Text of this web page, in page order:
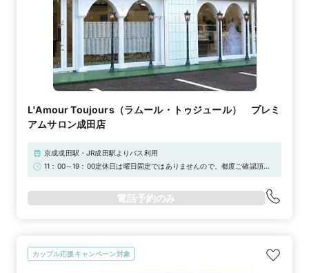
L'Amour Toujours（ラムール・トゥジュール） プレミ
アムサロン成田店
京成成田駅・JR成田駅よりバス利用
11：00～19：00定休日は曜日固定ではありませんので、都度ご確認頂け
電話予約のみ
カップル応援キャンペーン対象